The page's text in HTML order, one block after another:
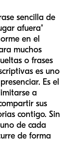
sencilla de
afuera"
en el
muchos
o frases
es uno
Es el
a
sus
contigo. Sin
de cada
de forma